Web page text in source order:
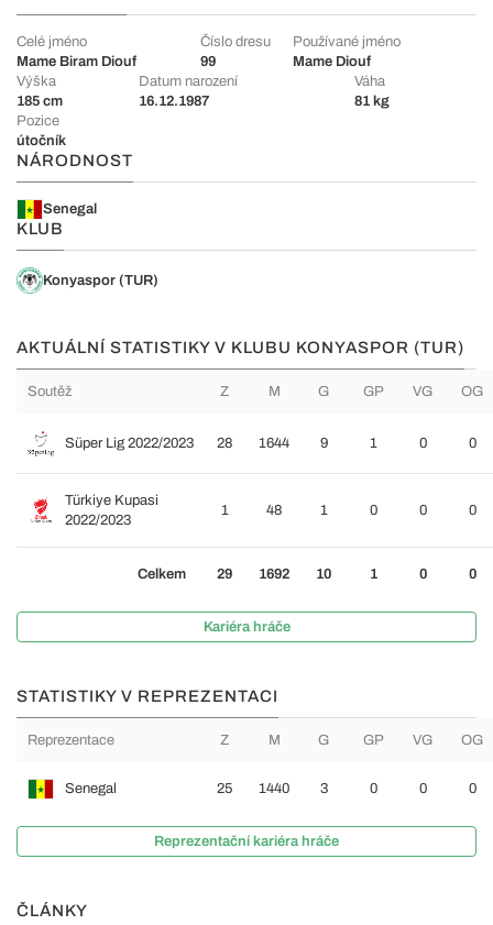
Celé jméno
Mame Biram Diouf
Číslo dresu
99
Používané jméno
Mame Diouf
Výška
185 cm
Datum narození
16.12.1987
Váha
81 kg
Pozice
útočník
NÁRODNOST
Senegal
KLUB
Konyaspor (TUR)
AKTUÁLNÍ STATISTIKY V KLUBU KONYASPOR (TUR)
Soutěž Z M G GP VG OG
Süper Lig 2022/2023 28 1644 9 1 0 0
Türkiye Kupasi
2022/2023
1 48 1 0 0 0
Celkem 29 1692 10 1 0 0
Kariéra hráče
STATISTIKY V REPREZENTACI
Reprezentace Z M G GP VG OG
Senegal 25 1440 3 0 0 0
Reprezentační kariéra hráče
ČLÁNKY